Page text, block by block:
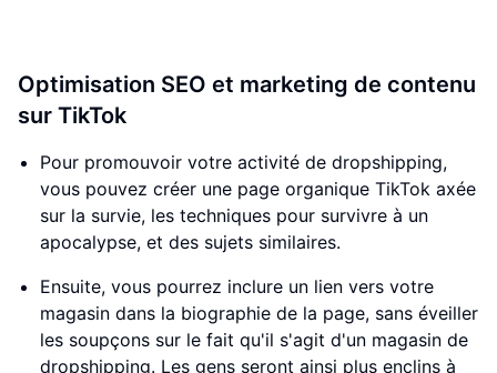
Optimisation SEO et marketing de contenu
sur TikTok
Pour promouvoir votre activité de dropshipping,
vous pouvez créer une page organique TikTok axée
sur la survie, les techniques pour survivre à un
apocalypse, et des sujets similaires.
Ensuite, vous pourrez inclure un lien vers votre
magasin dans la biographie de la page, sans éveiller
les soupçons sur le fait qu'il s'agit d'un magasin de
dropshipping. Les gens seront ainsi plus enclins à